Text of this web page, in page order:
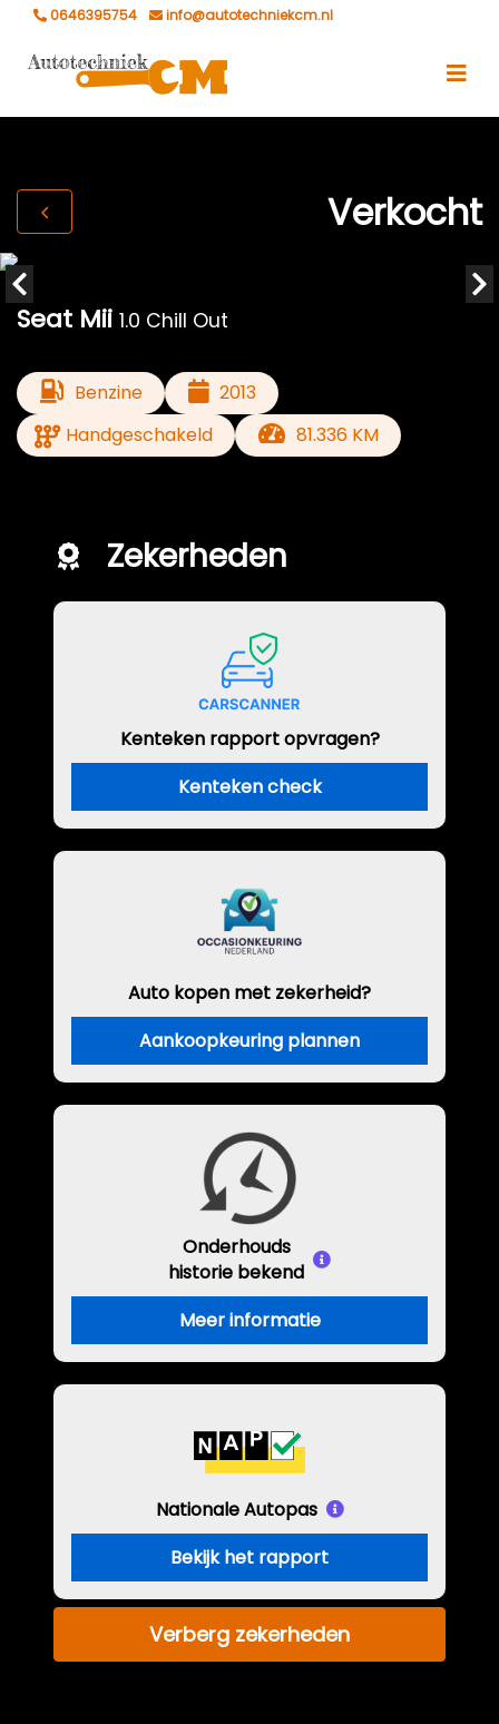
0646395754 info@autotechniekcm.nl
Verkocht
Seat Mii 1.0 Chill Out
Benzine
2013
Handgeschakeld
81.336 KM
Zekerheden
Kenteken rapport opvragen?
Kenteken check
Auto kopen met zekerheid?
Aankoopkeuring plannen
Onderhouds
historie bekend
Meer informatie
Nationale Autopas
Bekijk het rapport
Verberg zekerheden